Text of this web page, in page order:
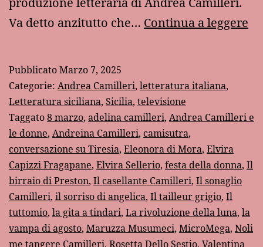
Va detto anzitutto che… Continua a leggere
PubblicatoMarzo 7, 2025
Categorie: Andrea Camilleri, letteratura italiana,
Letteratura siciliana, Sicilia, televisione
Taggato8 marzo, adelina camilleri, Andrea Camilleri e
le donne, Andreina Camilleri, camisutra,
conversazione su Tiresia, Eleonora di Mora, Elvira
Capizzi Fragapane, Elvira Sellerio, festa della donna, Il
birraio di Preston, Il casellante Camilleri, Il sonaglio
Camilleri, il sorriso di angelica, Il tailleur grigio, Il
tuttomio, la gita a tindari, La rivoluzione della luna, la
vampa di agosto, Maruzza Musumeci, MicroMega, Noli
me tangere Camilleri, Rosetta Dello Sestio, Valentina